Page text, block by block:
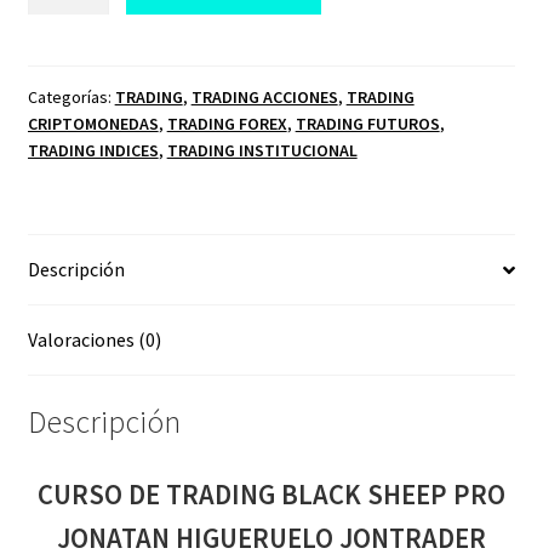
SHEEP
PRO
JONATAN
Categorías: TRADING, TRADING ACCIONES, TRADING
CRIPTOMONEDAS, TRADING FOREX, TRADING FUTUROS,
TRADING INDICES, TRADING INSTITUCIONAL
Descripción
Valoraciones (0)
Descripción
CURSO DE TRADING BLACK SHEEP PRO
JONATAN HIGUERUELO JONTRADER